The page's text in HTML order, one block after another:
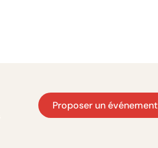
Proposer un événement